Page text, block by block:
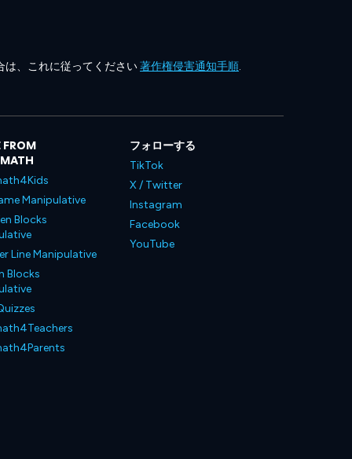
は、これに従ってください著作権侵害通知手順.
FROM
Manipulative
Blocks
Line Manipulative
Blocks
フォローする
TikTok
X / Twitter
Instagram
Facebook
YouTube